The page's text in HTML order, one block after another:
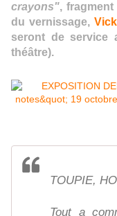
crayons",
du vernissage,
seront de service
théâtre).
TOUPIE,
Tout a